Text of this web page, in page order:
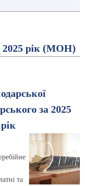
2025 рік (МОН)
за 2025
та